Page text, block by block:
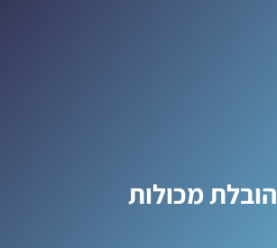
הובלת מכולות